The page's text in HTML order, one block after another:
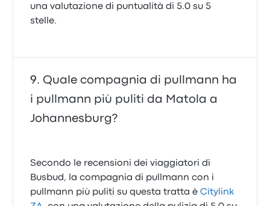
una valutazione di puntualità di 5.0 su 5
stelle.
Quale compagnia di pullmann ha
i pullmann più puliti da Matola a
Johannesburg?
Secondo le recensioni dei viaggiatori di
Busbud, la compagnia di pullmann con i
pullmann più puliti su questa tratta èCitylink